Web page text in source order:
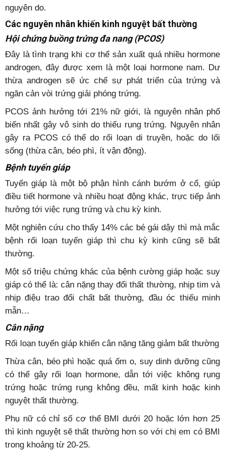
nguyên do.
Các nguyên nhân khiến kinh nguyệt bất thường
Hội chứng buồng trứng đa nang (PCOS)
Đây là tình trạng khi cơ thể sản xuất quá nhiều hormone
androgen, đây được xem là một loại hormone nam. Dư
thừa androgen sẽ ức chế sự phát triển của trứng và
ngăn cản vòi trứng giải phóng trứng.
PCOS ảnh hưởng tới 21% nữ giới, là nguyên nhân phổ
biến nhất gây vô sinh do thiếu rụng trứng. Nguyên nhân
gây ra PCOS có thể do rối loạn di truyền, hoặc do lối
sống (thừa cân, béo phì, ít vận động).
Bệnh tuyến giáp
Tuyến giáp là một bộ phận hình cánh bướm ở cổ, giúp
điều tiết hormone và nhiều hoạt động khác, trực tiếp ảnh
hưởng tới việc rụng trứng và chu kỳ kinh.
Một nghiên cứu cho thấy 14% các bé gái dậy thì mà mắc
bệnh rối loạn tuyến giáp thì chu kỳ kinh cũng sẽ bất
thường.
Một số triệu chứng khác của bệnh cường giáp hoặc suy
giáp có thể là: cân nặng thay đổi thất thường, nhịp tim và
nhịp điệu trao đổi chất bất thường, đầu óc thiếu minh
mẫn…
Cân nặng
Rối loạn tuyến giáp khiến cân nặng tăng giảm bất thường
Thừa cân, béo phì hoặc quá ốm o, suy dinh dưỡng cũng
có thể gây rối loạn hormone, dẫn tới việc không rụng
trứng hoặc trứng rụng không đều, mất kinh hoặc kinh
nguyệt thất thường.
Phụ nữ có chỉ số cơ thể BMI dưới 20 hoặc lớn hơn 25
thì kinh nguyệt sẽ thất thường hơn so với chị em có BMI
trong khoảng từ 20-25.